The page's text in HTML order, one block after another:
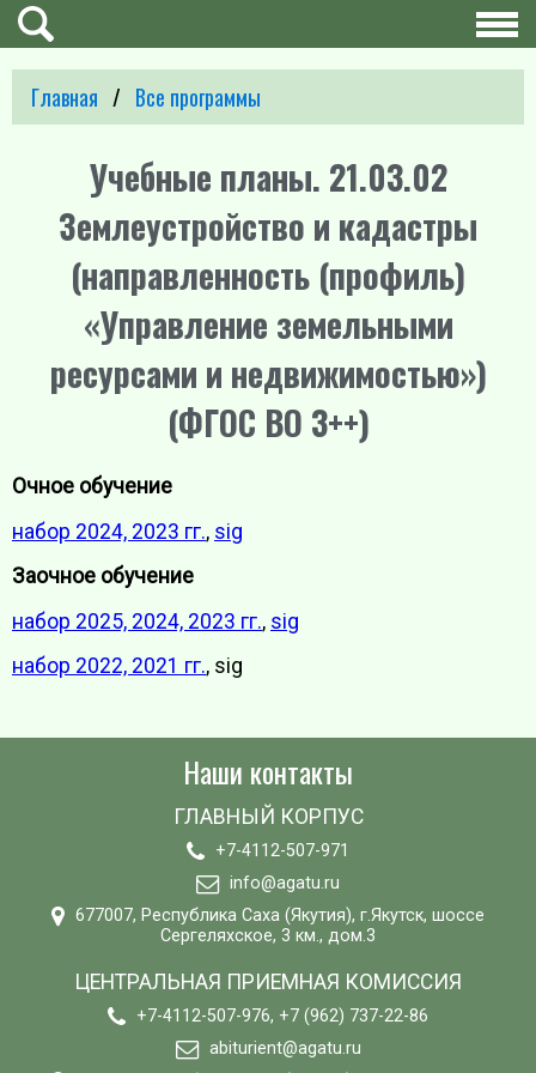
Главная Все программы
Учебные планы. 21.03.02
Землеустройство и кадастры
(направленность (профиль)
«Управление земельными
ресурсами и недвижимостью»)
(ФГОС ВО 3++)
Очное обучение
набор 2024, 2023 гг., sig
Заочное обучение
набор 2025, 2024, 2023 гг., sig
набор 2022, 2021 гг., sig
Наши контакты
ГЛАВНЫЙ КОРПУС
+7-4112-507-971
info@agatu.ru
677007, Республика Саха (Якутия), г.Якутск, шоссе
Сергеляхское, 3 км., дом.3
ЦЕНТРАЛЬНАЯ ПРИЕМНАЯ КОМИССИЯ
+7-4112-507-976, +7 (962) 737-22-86
abiturient@agatu.ru